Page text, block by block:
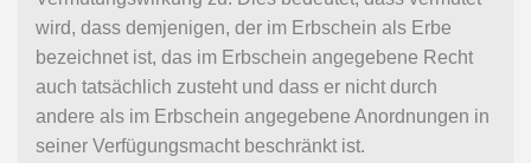
wird, dass demjenigen, der im Erbschein als Erbe
bezeichnet ist, das im Erbschein angegebene Recht
auch tatsächlich zusteht und dass er nicht durch
andere als im Erbschein angegebene Anordnungen in
seiner Verfügungsmacht beschränkt ist.